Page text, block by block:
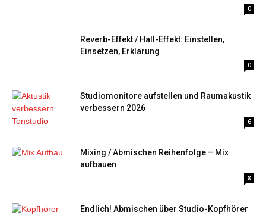
0
Reverb-Effekt / Hall-Effekt: Einstellen,
Einsetzen, Erklärung
0
Studiomonitore aufstellen und Raumakustik
verbessern 2026
6
Mixing / Abmischen Reihenfolge – Mix
aufbauen
8
Endlich! Abmischen über Studio-Kopfhörer